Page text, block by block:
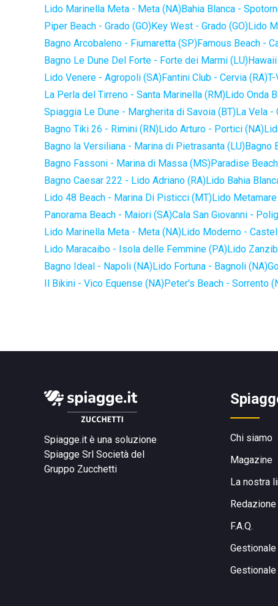
Lido Marinella Meta - Meta (NA)Bahia Blanca -
Piper Beach - Grado (GO)Key West - Grado (GO)Lido
Bagno Arcobaleno - Fiumaretta (SP)Famous Beach -
Bagno Le Dune Del Forte - Forte dei Marmi (LU)
Lido Venere - Agropoli (SA)Fantini Club - Cervia (RA)
La Perla del Tirreno - Santa Marinella (RM)Lido Onda
Spiaggia Le Dune - Margherita di Savoia (BT)La Vela -
Bagno Tiki 26 - Rimini (RN)Lido Arturo - Portici (NA)
Bagno la Versiliana - Marina di Pietrasanta (LU)Bagno
Bagno Fassoni - Marina di Massa (MS)Paradise
Bagno Caesar 222 - Lido Adriano (RA)Lido Bahia
Lido 48 Beach - Marina Di Pisticci (MT)Lido
Panorama Beach - Maiori (SA)Cala San Giovanni -
Lido Marinella Meta - Meta (NA)Lido Moderno -
Lido Maracaibo - Isola delle Femmine (PA)Lido
Bagno Ideal - Napoli (NA)Lido Fortuna - Bagnoli (NA)
Il Bikini - Vico Equense (NA)Peter's Beach - Sorrento
Spiagge.it è una soluzione
Spiagge Srl Società del
Gruppo Zucchetti
Chi siamo
Magazine
La nostra
Redazione
F.A.Q.